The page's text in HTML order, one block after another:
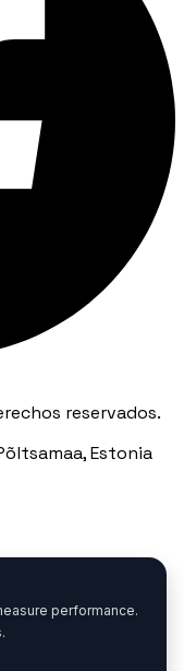
performance.
reservados.
Estonia